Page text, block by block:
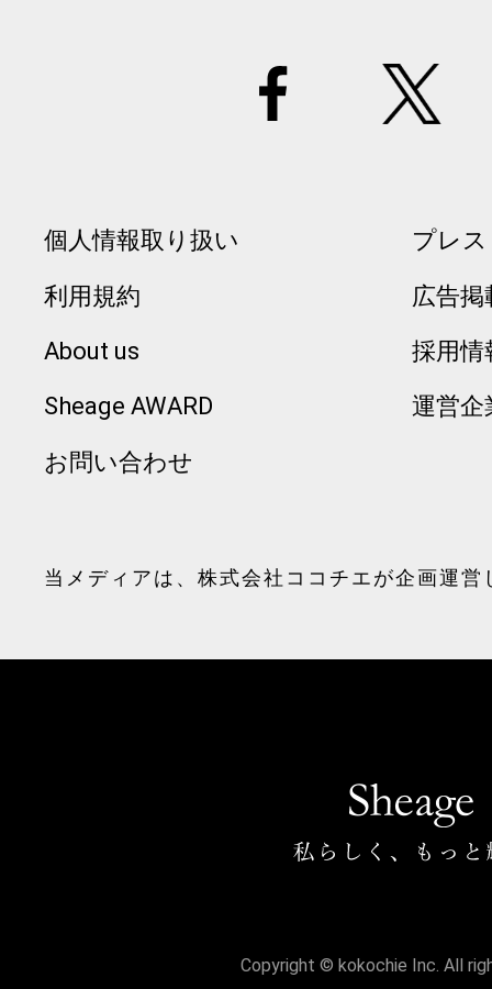
個人情報取り扱い
利用規約
About us
Sheage AWARD
お問い合わせ
プレ
広告掲
採用情
運営企
当メディアは、 株式会社ココチエが企画運営
Copyright © kokochie Inc. All